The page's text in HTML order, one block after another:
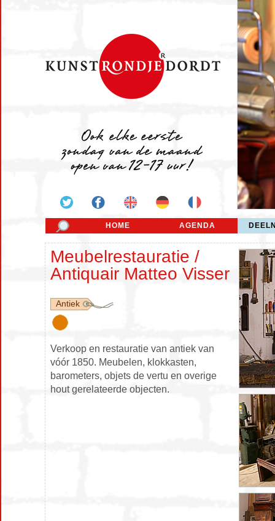
HOME AGENDA
Meubelrestauratie /
Antiquair Matteo Visser
Antiek
Verkoop en restauratie van antiek van
vóór 1850. Meubelen, klokkasten,
barometers, objets de vertu en overige
hout gerelateerde objecten.